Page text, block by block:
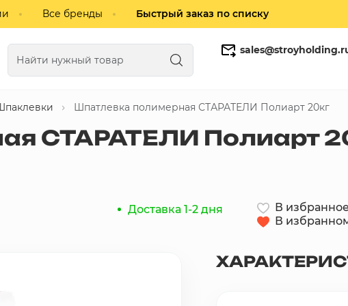
Все бренды Быстрый заказ по списку
Шпатлевка полимерная СТАРАТЕЛИ Полиарт 20кг
СТАРАТЕЛИ Полиарт
Доставка 1-2 дня
В
В